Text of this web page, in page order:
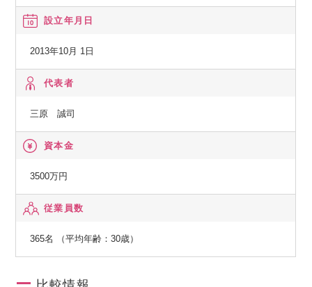
通じ多様な選択肢を提供しながら、子どもとの生活をより充
実したものにするサービスです。
◆『おもてなしHR』
て将来に渡り活力ある地域社会を構築していくために、地方
の重要産業である観光業界を支援します。
◆『hospitality Careers』
争力を強化します。
開を通して確立した解決策を、日本と同様の課題に直面する
回していくことを目的としています。
設立年月日
2013年10月 1日
代表者
三原 誠司
資本金
3500万円
従業員数
365名 （平均年齢：30歳）